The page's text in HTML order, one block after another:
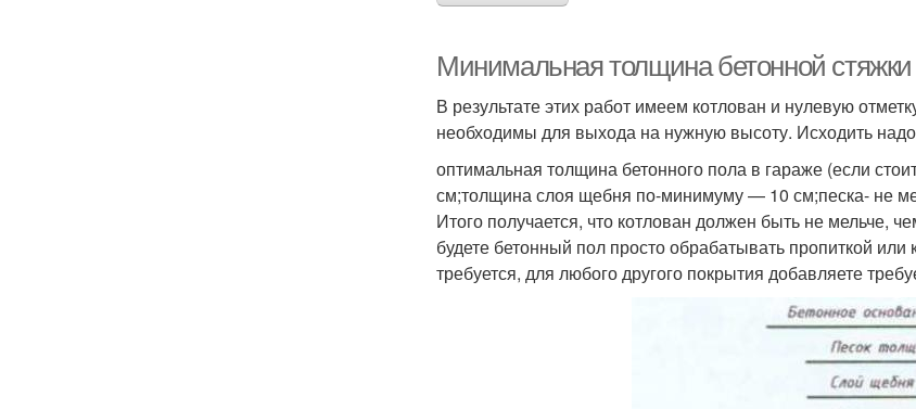
Минимальная толщина бетонной
В результате этих работ имеем котлован и нулевую
необходимы для выхода на нужную высоту. Исходить надо
оптимальная толщина бетонного пола в гараже (если
см;толщина слоя щебня по-минимуму — 10 см;песка- не
Итого получается, что котлован должен быть не мельче,
будете бетонный пол просто обрабатывать пропиткой
требуется, для любого другого покрытия добавляете